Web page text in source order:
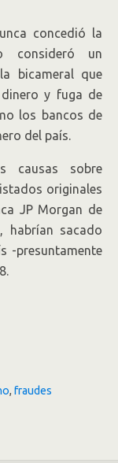
concedió la
consideró un
bicameral que
y fuga de
los bancos de
del país.
causas sobre
originales
JP Morgan de
habrían sacado
-presuntamente
, fraudes